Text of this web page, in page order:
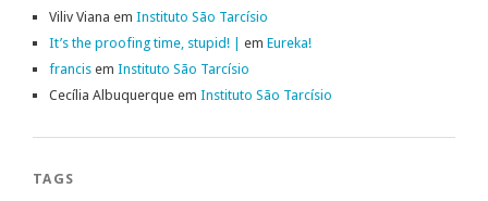
Viliv Viana em Instituto São Tarcísio
It’s the proofing time, stupid! | em Eureka!
francis em Instituto São Tarcísio
Cecília Albuquerque em Instituto São Tarcísio
TAGS